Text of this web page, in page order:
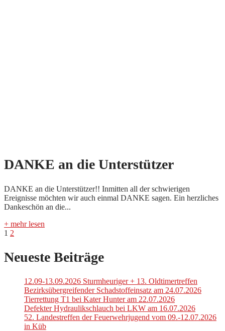
DANKE an die Unterstützer
DANKE an die Unterstützer!! Inmitten all der schwierigen
Ereignisse möchten wir auch einmal DANKE sagen. Ein herzliches
Dankeschön an die...
+ mehr lesen
Seitennummerierung
der
1 2
Neueste Beiträge
12.09-13.09.2026 Sturmheuriger + 13. Oldtimertreffen
Bezirksübergreifender Schadstoffeinsatz am 24.07.2026
Tierrettung T1 bei Kater Hunter am 22.07.2026
Defekter Hydraulikschlauch bei LKW am 16.07.2026
52. Landestreffen der Feuerwehrjugend vom 09.-12.07.2026
in Küb